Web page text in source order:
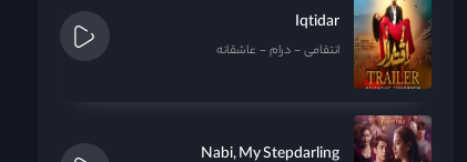
Iqtidar
انتقامی درام عاشقانه
Nabi, My Stepdarling